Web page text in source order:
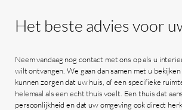
Het beste adviesvoor
Neem vandaag nog contact met ons op als u
wilt ontvangen. We gaan dan samen met u
kunnen zorgen dat uw huis, of een specifieke
helemaal als een echt thuis voelt. Een thuis dat
persoonlijkheid en dat uw omgeving ook direct